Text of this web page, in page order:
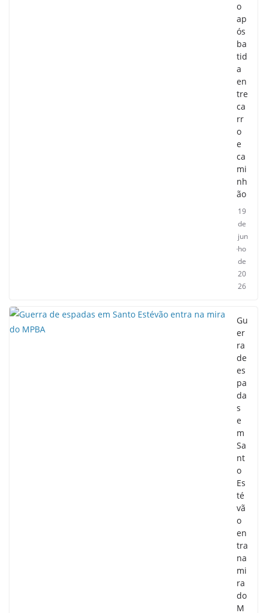
o
ap
ós
ba
tid
a
en
tre
ca
rr
o
e
ca
mi
nh
ão
19
de
jun
ho
de
20
26
Gu
er
ra
de
es
pa
da
s
e
m
Sa
nt
o
Es
té
vã
o
en
tra
na
mi
ra
do
M